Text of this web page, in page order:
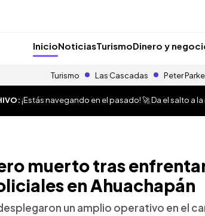
InicioNoticiasTurismoDinero y
Turismo Las Cascadas Peter
¡Estás navegando en el pasado! 🚀 Da el salto a
muerto tras
en Ahuachapán
un amplio operativo en el